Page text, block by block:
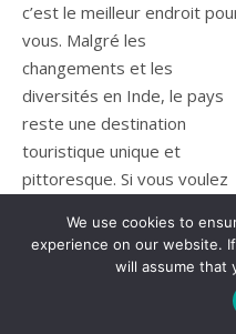
c’est le meilleur endroit
vous. Malgré les
changements et les
diversités en Inde, le pays
reste une destination
touristique unique et
pittoresque. Si vous voulez
Inde, commencez à faire
valises maintenant et
We use cookies to
experience on our website.
will assume that